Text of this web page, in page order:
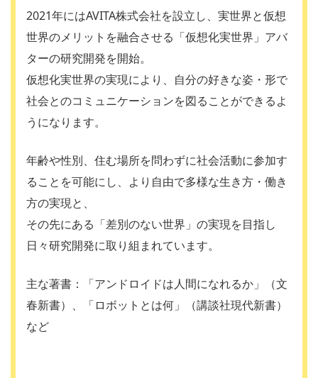
2021年にはAVITA株式会社を設立し、実世界と仮想
世界のメリットを融合させる「仮想化実世界」アバ
ターの研究開発を開始。
仮想化実世界の実現により、自分の好きな姿・形で
社会とのコミュニケーションを図ることができるよ
うになります。
年齢や性別、住む場所を問わずに社会活動に参加す
ることを可能にし、より自由で多様な生き方・働き
方の実現と、
その先にある「差別のない世界」の実現を目指し
日々研究開発に取り組まれています。
主な著書：「アンドロイドは人間になれるか」（文
春新書）、「ロボットとは何」（講談社現代新書）
など